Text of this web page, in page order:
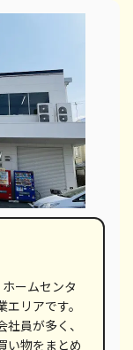
ームセンタ
リアです。
員が多く、
い物をまとめ